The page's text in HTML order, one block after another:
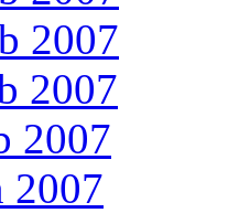
2007
2007
2007
2007